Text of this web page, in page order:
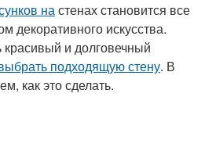
настенах становится все
декоративного искусства.
и долговечный
подходящую стену. В
как это сделать.